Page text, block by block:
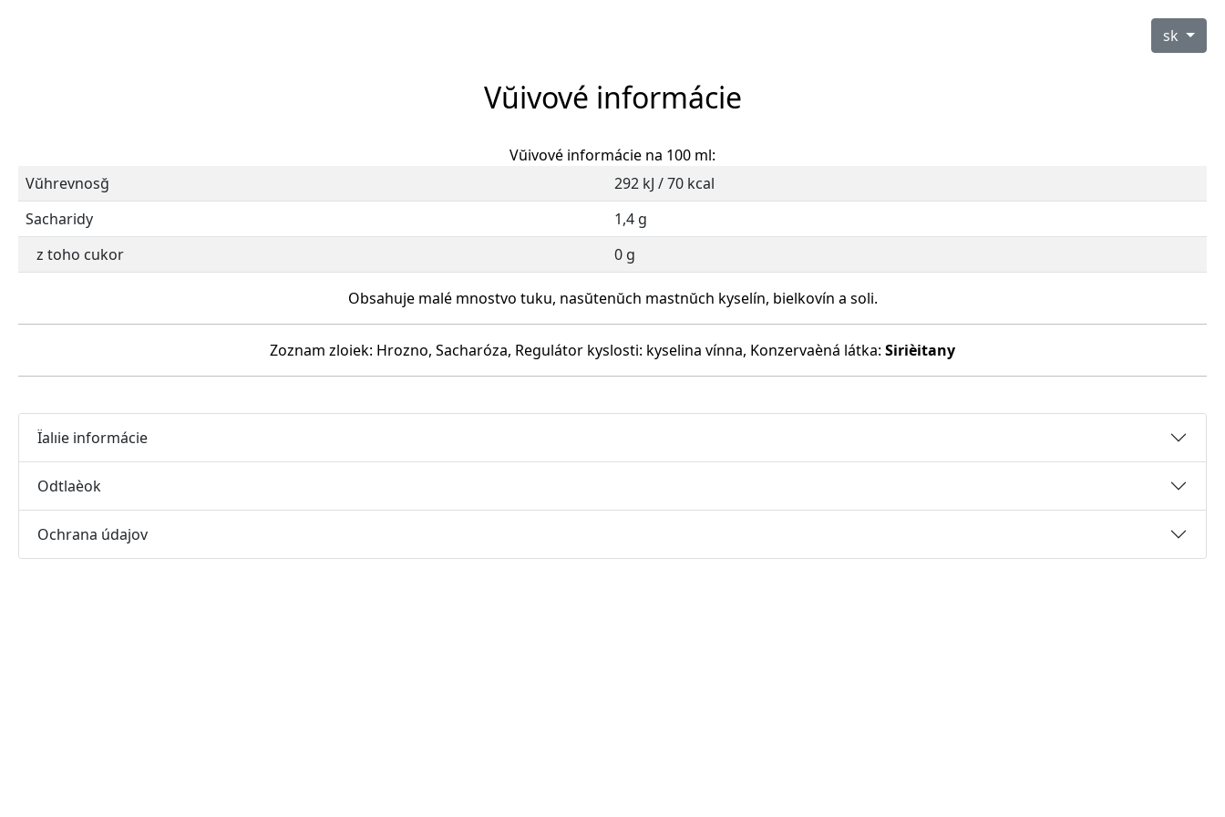
sk
Vŭivové informácie
Vŭivové informácie na 100 ml:
Vŭhrevnosğ
292 kJ / 70 kcal
Sacharidy
1,4 g
z toho cukor
0 g
Obsahuje malé mnostvo tuku, nasŭtenŭch mastnŭch kyselín, bielkovín a soli.
Zoznam zloiek: Hrozno, Sacharóza, Regulátor kyslosti: kyselina vínna, Konzervaèná látka: Sirièitany
Ïalıie informácie
Odtlaèok
Ochrana údajov